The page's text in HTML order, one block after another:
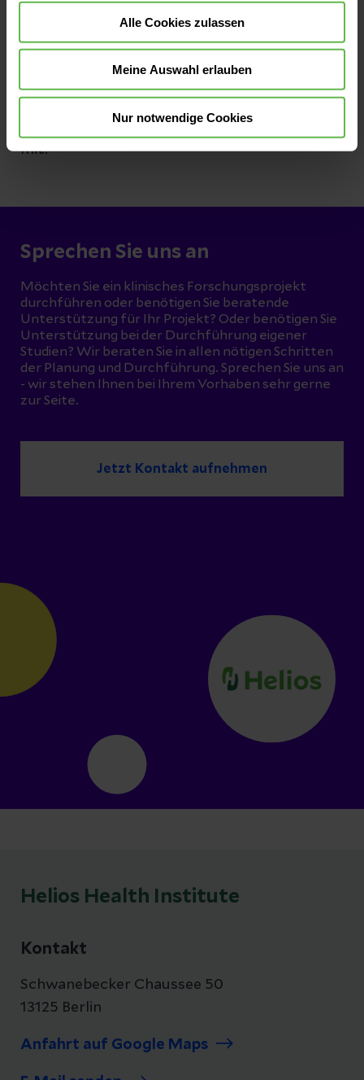
Alle Cookies zulassen
Meine Auswahl erlauben
Nur notwendige Cookies
Leitung gestaltet der RWE & HTA Bereich die
Zukunft der Gesundheitsversorgung aktiv
mit.
Sprechen Sie uns an
Möchten Sie ein klinisches Forschungsprojekt
durchführen oder benötigen Sie beratende
Unterstützung für Ihr Projekt? Oder benötigen Sie
Unterstützung bei der Durchführung eigener
Studien? Wir beraten Sie in allen nötigen Schritten
der Planung und Durchführung. Sprechen Sie uns an
- wir stehen Ihnen bei Ihrem Vorhaben sehr gerne
zur Seite.
Jetzt Kontakt aufnehmen
Helios Health Institute
Kontakt
Schwanebecker Chaussee 50
13125 Berlin
Anfahrt auf Google Maps